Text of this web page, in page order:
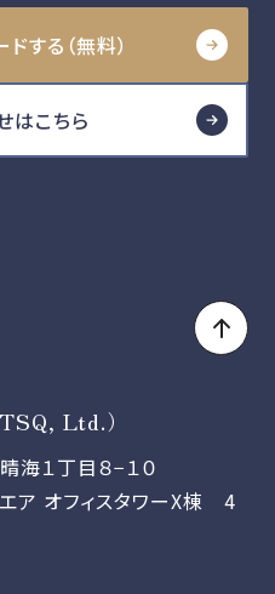
する（無料）
はこちら
Ltd.）
１丁目８−１０
エア オフィスタワーX棟 4